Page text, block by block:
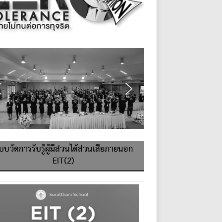
วัดการรับรู้ผู้มีส่วนได้ส่วนเสียภายนอก
EIT(2)